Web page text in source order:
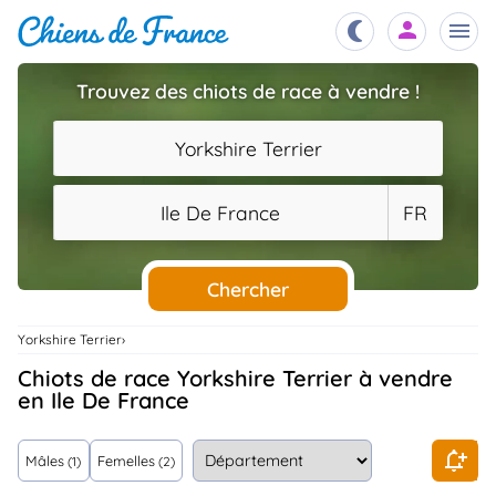
Chiots
Éleveurs
Étalons
Chiens
Services
..
Assurances
Trouvez des chiots de race à vendre !
Yorkshire Terrier
Ile De France FR
Chercher
Yorkshire Terrier
Chiots de race Yorkshire Terrier à vendre
en Ile De France
Mâles (1) Femelles (2)